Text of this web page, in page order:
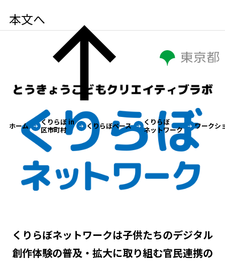
本文へ
ホーム
くりらぼ in
区市町村
くりらぼベース
くりらぼ
ネットワーク
ワークシ
とうきょうこど
くりらぼネットワークは子供たちのデジタル
創作体験の普及・拡大に取り組む官民連携の